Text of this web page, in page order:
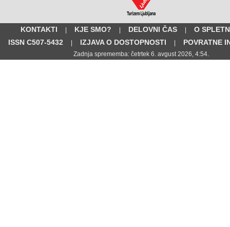
KONTAKTI | KJE SMO? | DELOVNI ČAS |
O
ISSN C507-5432
| IZJAVA O DOSTOPNOSTI | POVRATNE
Zadnja sprememba: četrtek 6. avgust 2026, 4:54.